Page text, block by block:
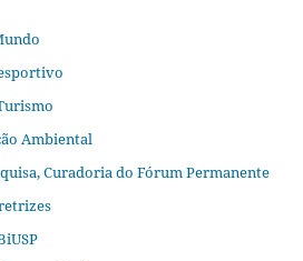
Ambiental
Curadoria do Fórum Permanente